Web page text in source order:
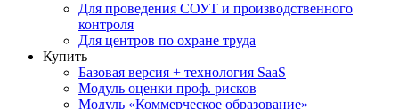
Для проведения СОУТ и производственного
контроля
Для центров по охране труда
Купить
Базовая версия + технология SaaS
Модуль оценки проф. рисков
Модуль «Коммерческое образование»